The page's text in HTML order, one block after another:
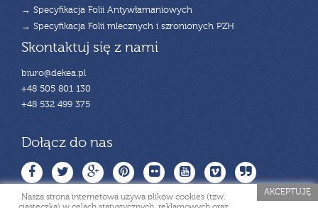
→ Specyfikacja Folii Antywłamaniowych
→ Specyfikacja Folii mlecznych i szronionych PZH
Skontaktuj się z nami
biuro@dekea.pl
+48 505 801 130
+48 532 499 375
Dołącz do nas
Nasza strona internetowa używa plików cookies (tzw.
AKCEPTUJĘ